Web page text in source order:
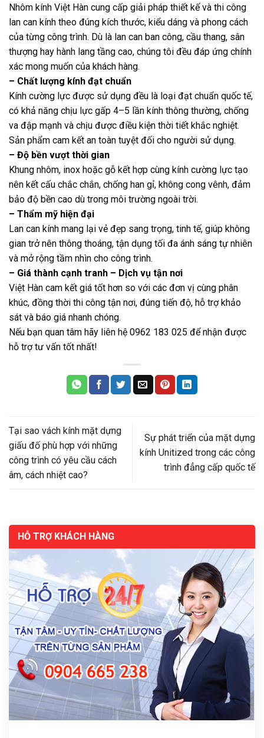
Nhôm kính Việt Hàn cung cấp giải pháp thiết kế và thi công
lan can kính theo đúng kích thước, kiểu dáng và phong cách
của từng công trình. Dù là lan can ban công, cầu thang, sân
thượng hay hành lang tầng cao, chúng tôi đều đáp ứng chính
xác mong muốn của khách hàng.
– Chất lượng kính đạt chuẩn
Kính cường lực được sử dụng đều là loại đạt chuẩn quốc tế,
có khả năng chịu lực gấp 4–5 lần kính thông thường, chống
va đập mạnh và chịu được điều kiện thời tiết khắc nghiệt.
Sản phẩm cam kết an toàn tuyệt đối cho người sử dụng.
– Độ bền vượt thời gian
Khung nhôm, inox hoặc gỗ kết hợp cùng kính cường lực tạo
nên kết cấu chắc chắn, chống han gỉ, không cong vênh, đảm
bảo độ bền cao dù trong môi trường ngoài trời.
– Thẩm mỹ hiện đại
Lan can kính mang lại vẻ đẹp sang trọng, tinh tế, giúp không
gian trở nên thông thoáng, tận dụng tối đa ánh sáng tự nhiên
và mở rộng tầm nhìn cho công trình.
– Giá thành cạnh tranh – Dịch vụ tận nơi
Việt Hàn cam kết giá tốt hơn so với các đơn vị cùng phân
khúc, đồng thời thi công tận nơi, đúng tiến độ, hỗ trợ khảo
sát và báo giá nhanh chóng.
Nếu bạn quan tâm hãy liên hệ 0962 183 025 để nhận được
hỗ trợ tư vấn tốt nhất!
Tại sao vách kính mặt dựng
giấu đố phù hợp với những
công trình có yêu cầu cách
âm, cách nhiệt cao?
Sự phát triển của mặt dựng
kính Unitized trong các công
trình đẳng cấp quốc tế
HỖ TRỢ KHÁCH HÀNG